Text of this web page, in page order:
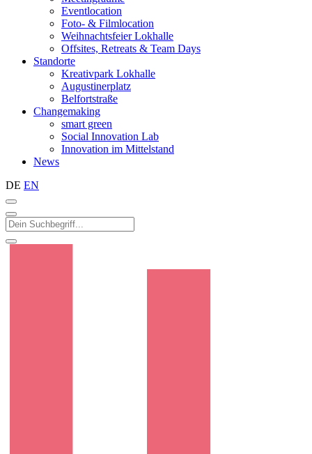
Eventlocation
Foto- & Filmlocation
Weihnachtsfeier Lokhalle
Offsites, Retreats & Team Days
Standorte
Kreativpark Lokhalle
Augustinerplatz
Belfortstraße
Changemaking
smart green
Social Innovation Lab
Innovation im Mittelstand
News
DE EN